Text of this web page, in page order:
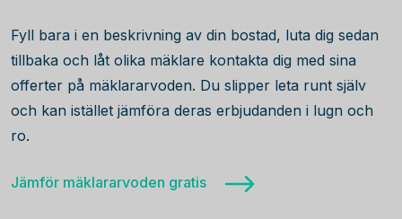
Fyll bara i en beskrivning av din bostad, luta dig sedan
tillbaka och låt olika mäklare kontakta dig med sina
offerter på mäklararvoden. Du slipper leta runt själv
och kan istället jämföra deras erbjudanden i lugn och
ro.
Jämför mäklararvoden gratis